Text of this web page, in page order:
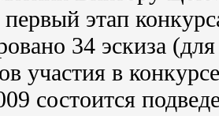
первый этап
34 эскиза
участия в
состоится